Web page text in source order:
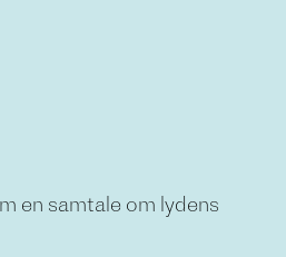
en samtale om lydens